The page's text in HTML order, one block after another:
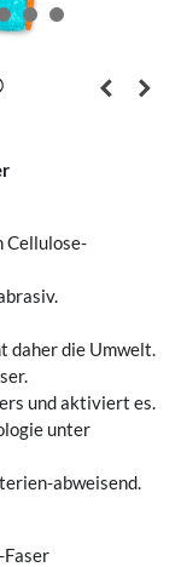
Cellulose-
daher die Umwelt.
und aktiviert es.
unter
abweisend.